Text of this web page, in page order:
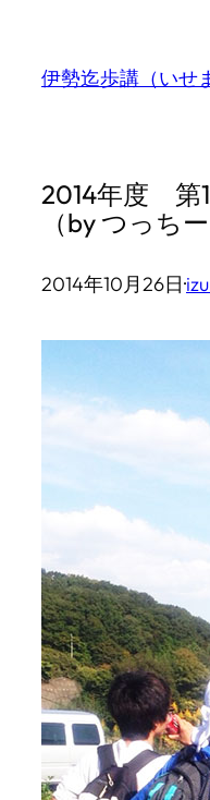
伊勢迄歩講（いせ
2014年度 第
（by つっちー
2014年10月26日·